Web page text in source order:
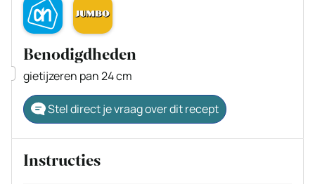
Benodigdheden
▢
gietijzeren pan 24 cm
Stel direct je vraag over dit recept
Instructies